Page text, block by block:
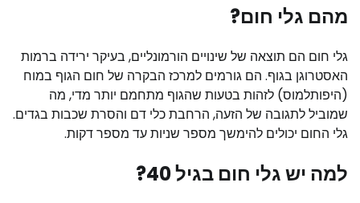
מהם גלי חום?
גלי חום הם תוצאה של שינויים הורמונליים, בעיקר ירידה ברמות
האסטרוגן בגוף. הם גורמים למרכז הבקרה של חום הגוף במוח
(היפותלמוס) לזהות בטעות שהגוף מתחמם יותר מדי, מה
שמוביל לתגובה של הזעה, הרחבת כלי דם והסרת שכבות בגדים.
גלי החום יכולים להימשך מספר שניות עד מספר דקות.
למה יש גלי חום בגיל 40?